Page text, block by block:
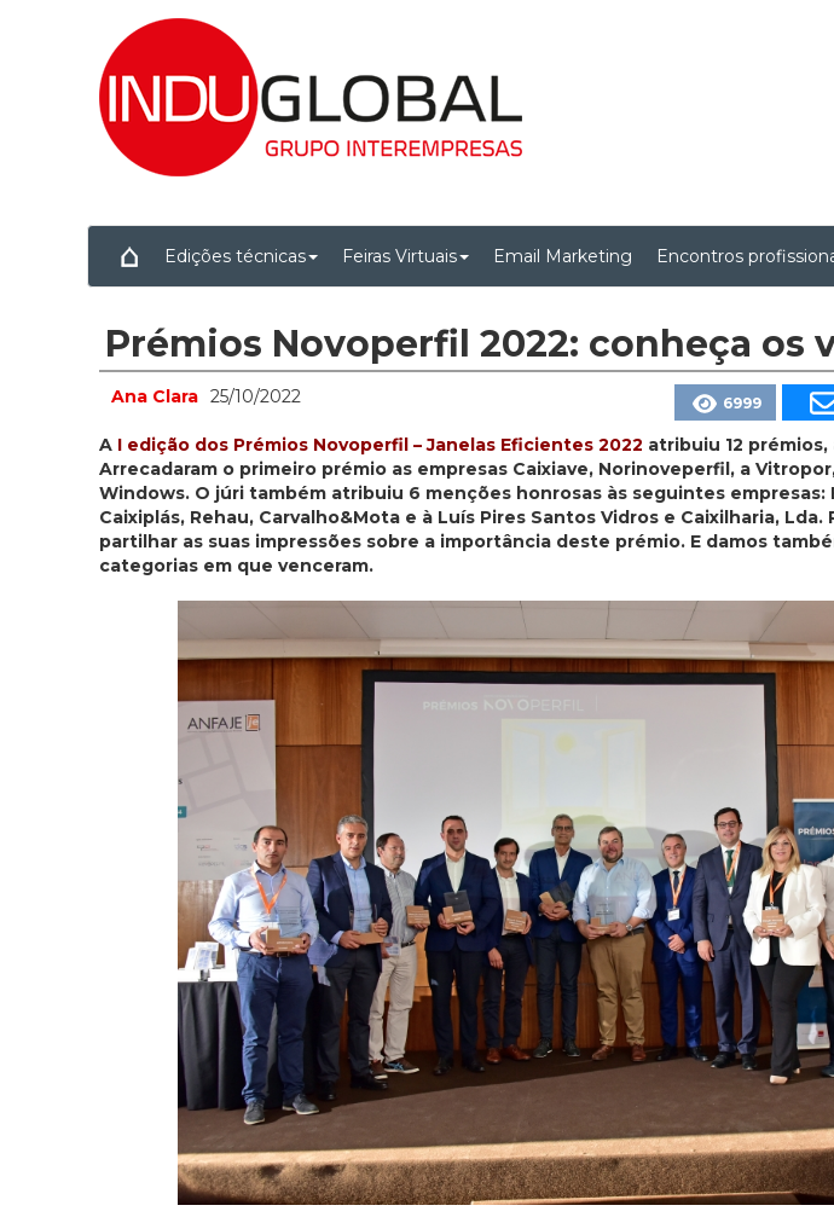
Edições técnicas Feiras Virtuais Email Marketing Encontros
Prémios Novoperfil 2022: conheça os
Ana Clara 25/10/2022 6999
A I edição dos Prémios Novoperfil – Janelas Eficientes 2022 atribuiu 12
Arrecadaram o primeiro prémio as empresas Caixiave, Norinoveperfil, a
Windows. O júri também atribuiu 6 menções honrosas às seguintes empresas:
Caixiplás, Rehau, Carvalho&Mota e à Luís Pires Santos Vidros e Caixilharia,
partilhar as suas impressões sobre a importância deste prémio. E damos
categorias em que venceram.